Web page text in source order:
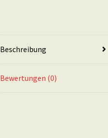
Beschreibung
Bewertungen (0)